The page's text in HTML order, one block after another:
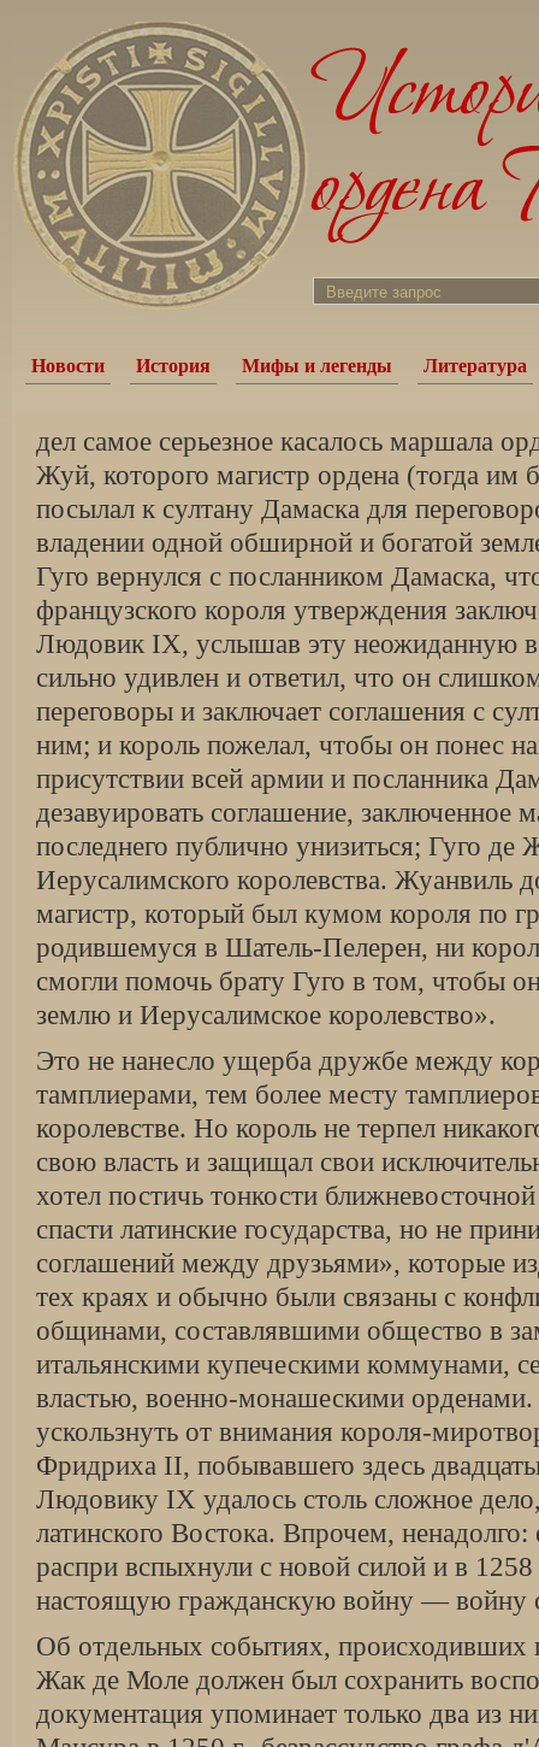
Новости История Мифы и легенды Литература
дел самое серьезное касалось маршала
Жуй, которого магистр ордена (тогда им
посылал к султану Дамаска для
владении одной обширной и богатой
Гуго вернулся с по­сланником Дамаска,
французского ко­роля утверждения
Людовик IX, услышав эту неожиданную
сильно удивлен и ответил, что он
переговоры и заключает соглашения с
ним; и король пожелал, чтобы он понес
присутствии всей армии и посланника
дезавуировать соглашение, заключенное
последнего публич­но унизиться; Гуго де
Иерусалимского королевства. Жуанвиль
магистр, кото­рый был кумом короля по
родив­шемуся в Шатель-Пелерен, ни
смогли помочь брату Гуго в том, чтобы
землю и Иерусалимское королевство».
Это не нанесло ущерба дружбе между
тамплиерами, тем более месту
королевстве. Но король не терпел
свою власть и защищал свои
хотел постичь тонкости
спасти латинские государства, но не
соглашений между друзьями», которые
тех краях и обычно были связаны с
общинами, составлявшими общество в
итальянскими купеческими коммунами,
властью, военно-монашескими
ускользнуть от вни­мания короля-
Фридриха II, побывавшего здесь
Людови­ку IX удалось столь сложное
латинского Востока. Впрочем, ненадолго:
распри вспыхнули с новой силой и в 1258
настоящую гражданскую войну — войну
Об отдельных событиях,
Жак де Моле должен был сохранить
документация упоминает только два из